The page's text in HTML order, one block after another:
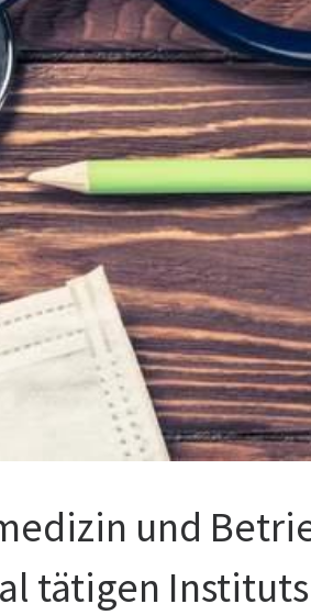
und
tätigen Instituts